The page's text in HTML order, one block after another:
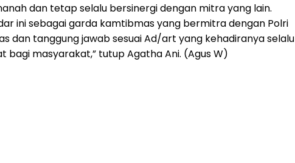
dan tetap selalu bersinergi dengan mitra yang lain.
ini sebagai garda kamtibmas yang bermitra dengan Polri
dan tanggung jawab sesuai Ad/art yang kehadiranya selalu
bagi masyarakat,” tutup Agatha Ani. (Agus W)